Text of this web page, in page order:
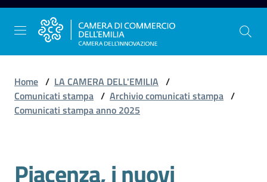
Vai al contenuto
Vai alla navigazione
Vai al footer
Home / LA CAMERA DELL'EMILIA /
Comunicati stampa / Archivio comunicati stampa /
Comunicati stampa anno 2025
Salta al contenuto
Piacenza, i nuovi